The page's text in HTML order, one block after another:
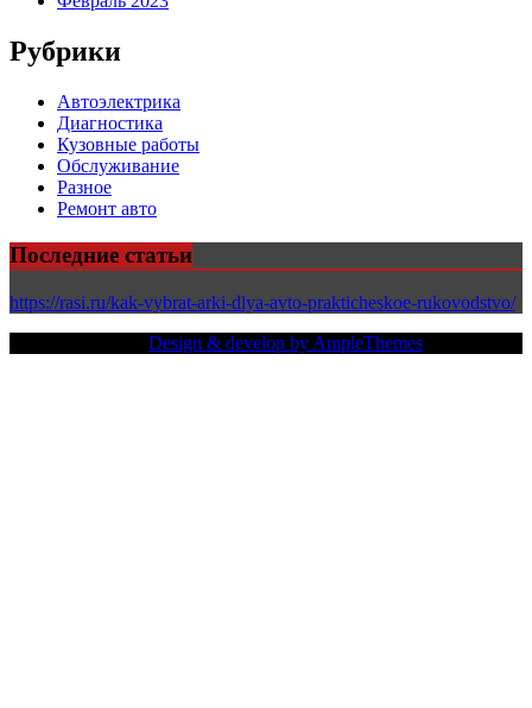
Рубрики
Автоэлектрика
Диагностика
Кузовные работы
Обслуживание
Разное
Ремонт авто
Последние статьи
https://rasi.ru/kak-vybrat-arki-dlya-avto-prakticheskoe-rukovodstvo/
Design & develop by AmpleThemes